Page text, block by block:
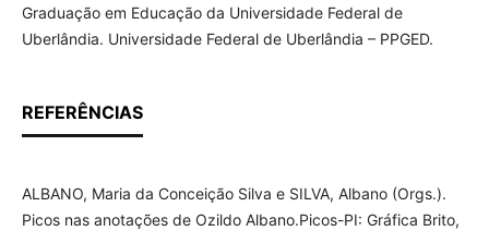
Graduação em Educação da Universidade Federal de
Uberlândia. Universidade Federal de Uberlândia – PPGED.
REFERÊNCIAS
ALBANO, Maria da Conceição Silva e SILVA, Albano (Orgs.).
Picos nas anotações de Ozildo Albano.Picos-PI: Gráfica Brito,